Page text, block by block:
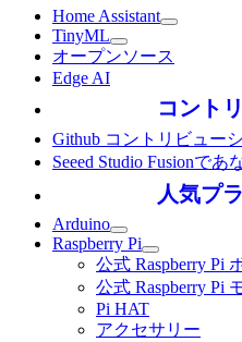
Home Assistant
TinyML
オープンソース
Edge AI
コント
Github コントリビュー
Seeed Studio Fusionで
人気プ
Arduino
Raspberry Pi
公式 Raspberry Pi
公式 Raspberry Pi
Pi HAT
アクセサリー